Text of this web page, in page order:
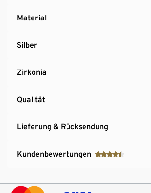
Material
Silber
Zirkonia
Qualität
Lieferung & Rücksendung
Kundenbewertungen